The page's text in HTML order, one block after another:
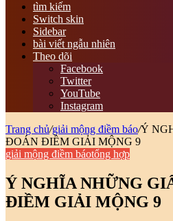
tìm kiếm
Switch skin
Sidebar
bài viết ngẫu nhiên
Theo dõi
Facebook
Twitter
YouTube
Instagram
Trang chủ/giải mộng điềm báo/Ý
ĐOÁN ĐIỀM GIẢI MỘNG 9
giải mộng điềm báotổng hợp
Ý NGHĨA NHỮNG
ĐIỀM GIẢI MỘNG 9